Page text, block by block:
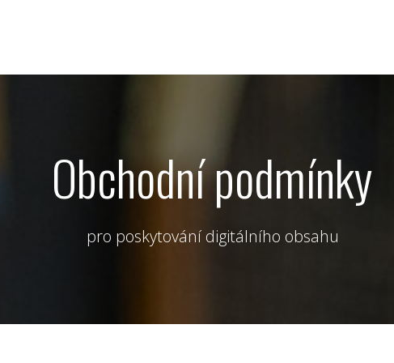
Obchodní podmínky
pro poskytování digitálního obsahu